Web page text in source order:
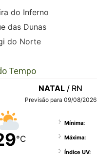
do Inferno
das Dunas
do Norte
Tempo
NATAL / RN
Previsão para 09/08/2026
°C
Mínima:
Máxima:
Índice UV: